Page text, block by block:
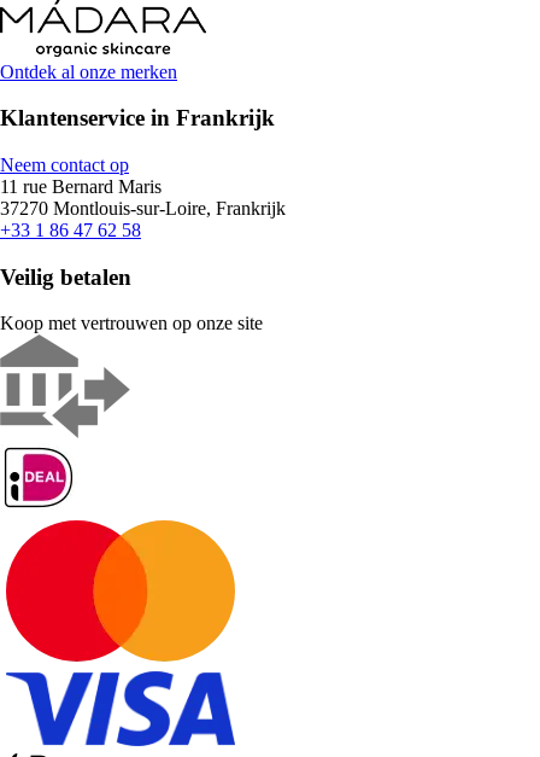
Ontdek al onze merken
Klantenservice in Frankrijk
Neem contact op
11 rue Bernard Maris
37270 Montlouis-sur-Loire, Frankrijk
+33 1 86 47 62 58
Veilig betalen
Koop met vertrouwen op onze site